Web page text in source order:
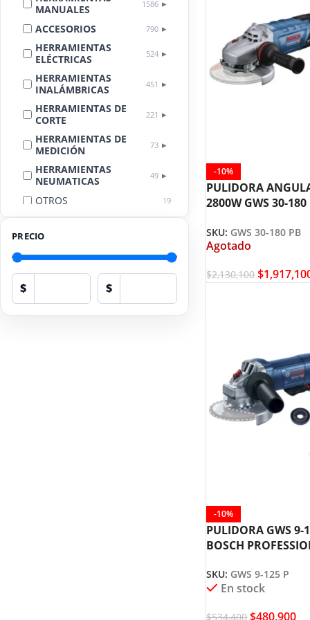
MANUALES
1586
ACCESORIOS 790
HERRAMIENTAS
ELÉCTRICAS
524
HERRAMIENTAS
INALÁMBRICAS
451
HERRAMIENTAS DE
CORTE
221
HERRAMIENTAS DE
MEDICIÓN
73
HERRAMIENTAS
NEUMATICAS
49
OTROS 19
LIMPIEZA
AUTOMOTRIZ
PROTECCIÓN
PERSONAL
17
HERRAMIENTAS
HIDRÁULICAS
PRECIO
$ $
-10%
PULIDORA
2800W GWS 30-180
SKU: GWS 30-180 PB
Agotado
$2,130,100 $
-10%
PULIDORA GWS 9-
BOSCH
SKU: GWS 9-125 P
En stock
$534,400 $480,900